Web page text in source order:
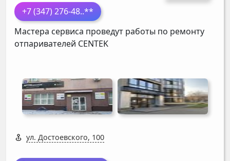
+7 (347) 276-48..**
Мастера сервиса проведут работы по ремонту
отпаривателей CENTEK
ул. Достоевского, 100